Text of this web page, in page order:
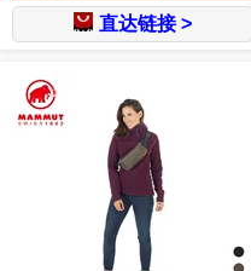
直达链接 >